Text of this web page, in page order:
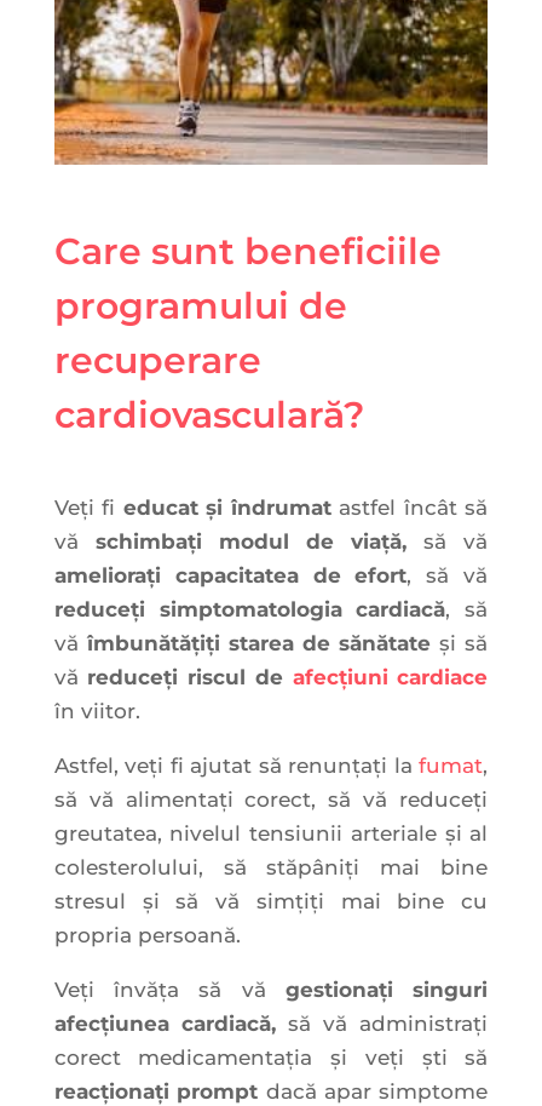
Care sunt beneficiile
programului de
recuperare
cardiovasculară?
Veți fi educat și îndrumatastfel încât să
vă schimbați modul de viață, să vă
ameliorați capacitatea de efort, să vă
reduceți simptomatologia cardiacă, să
vă îmbunătățiți starea de sănătate și să
vă reduceți riscul de afecțiuni cardiace
în viitor.
Astfel, veți fi ajutat să renunțați lafumat,
să vă alimentați corect, să vă reduceți
greutatea, nivelul tensiunii arteriale și al
colesterolului, să stăpâniți mai bine
stresul și să vă simțiți mai bine cu
propria persoană.
Veți învăța să vă gestionați singuri
afecțiunea cardiacă,să vă administrați
corect medicamentația și veți ști să
reacționați prompt dacă apar simptome